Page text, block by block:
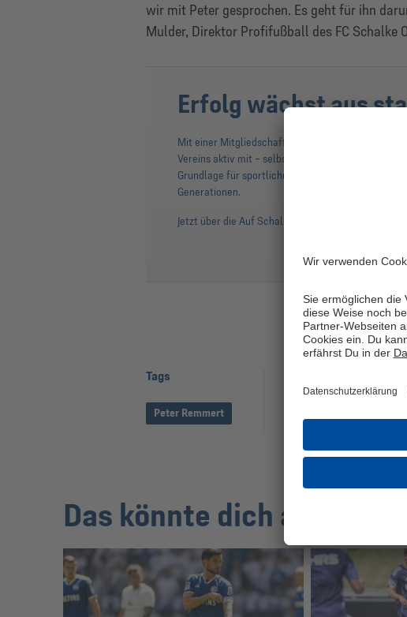
wir mit Peter gesprochen. Es geht für ihn
Mulder, Direktor Profifußball des FC Schalke
Erfolg wächst aus
Mit einer Mitgliedschaft in der Auf Schalke eG
Vereins aktiv mit – selbstbestimmt, nachhaltig
Grundlage für sportlichen Erfolg, starke
Generationen.
Jetzt über die Auf Schalke eG informieren und Teil
Tags
Peter Remmert
Das könnte dich auch